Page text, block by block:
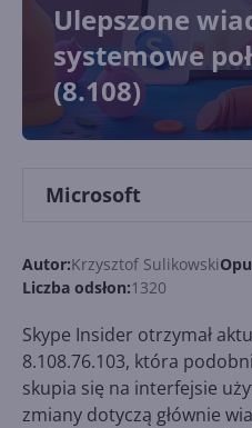
Ulepszone
systemowe
(8.108)
Microsoft
Autor:Krzysztof Sulikowski
Liczba odsłon:1320
Skype Insider otrzymał
8.108.76.103, która
skupia się na interfejsie
zmiany dotyczą głównie